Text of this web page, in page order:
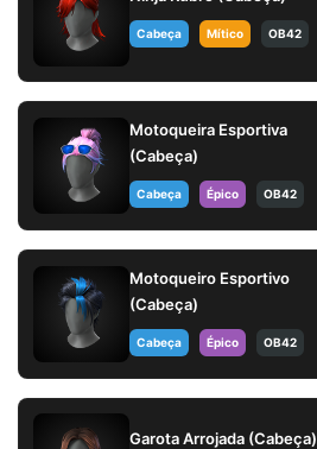
Cabeça Mítico OB42
Motoqueira Esportiva
(Cabeça)
Cabeça Épico OB42
Motoqueiro Esportivo
(Cabeça)
Cabeça Épico OB42
Garota Arrojada (Cabeça)